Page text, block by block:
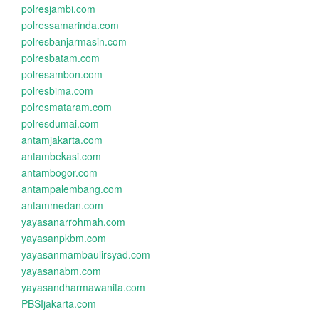
polresjambi.com
polressamarinda.com
polresbanjarmasin.com
polresbatam.com
polresambon.com
polresbima.com
polresmataram.com
polresdumai.com
antamjakarta.com
antambekasi.com
antambogor.com
antampalembang.com
antammedan.com
yayasanarrohmah.com
yayasanpkbm.com
yayasanmambaulirsyad.com
yayasanabm.com
yayasandharmawanita.com
PBSIjakarta.com